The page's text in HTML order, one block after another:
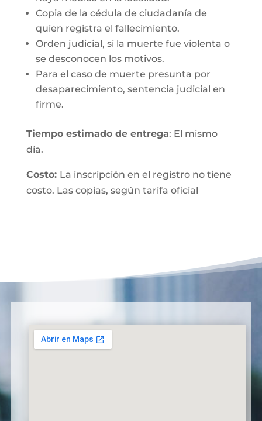
Copia de la cédula de ciudadanía de
quien registra el fallecimiento.
Orden judicial, si la muerte fue violenta o
se desconocen los motivos.
Para el caso de muerte presunta por
desaparecimiento, sentencia judicial en
firme.
Tiempo estimado de entrega: El mismo
día.
Costo: La inscripción en el registro no tiene
costo. Las copias, según tarifa oficial